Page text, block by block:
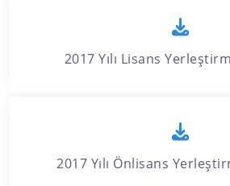
2017 Yılı Lisans
2017 Yılı Önlisans